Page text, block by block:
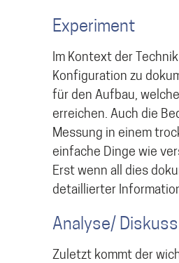
Experiment
Im Kontext der
Konfiguration zu
für den Aufbau,
erreichen. Auch die
Messung in einem
einfache Dinge wie
Erst wenn all dies
detaillierter
Analyse/
Zuletzt kommt der